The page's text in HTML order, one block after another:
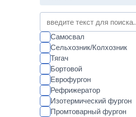
65221
65222
65224
65225
6540
6560
65658
65659
6595
65952
Самосвал
Сельхозник/Колхозник
Тягач
Бортовой
Еврофургон
Рефрижератор
Изотермический фургон
Промтоварный фургон